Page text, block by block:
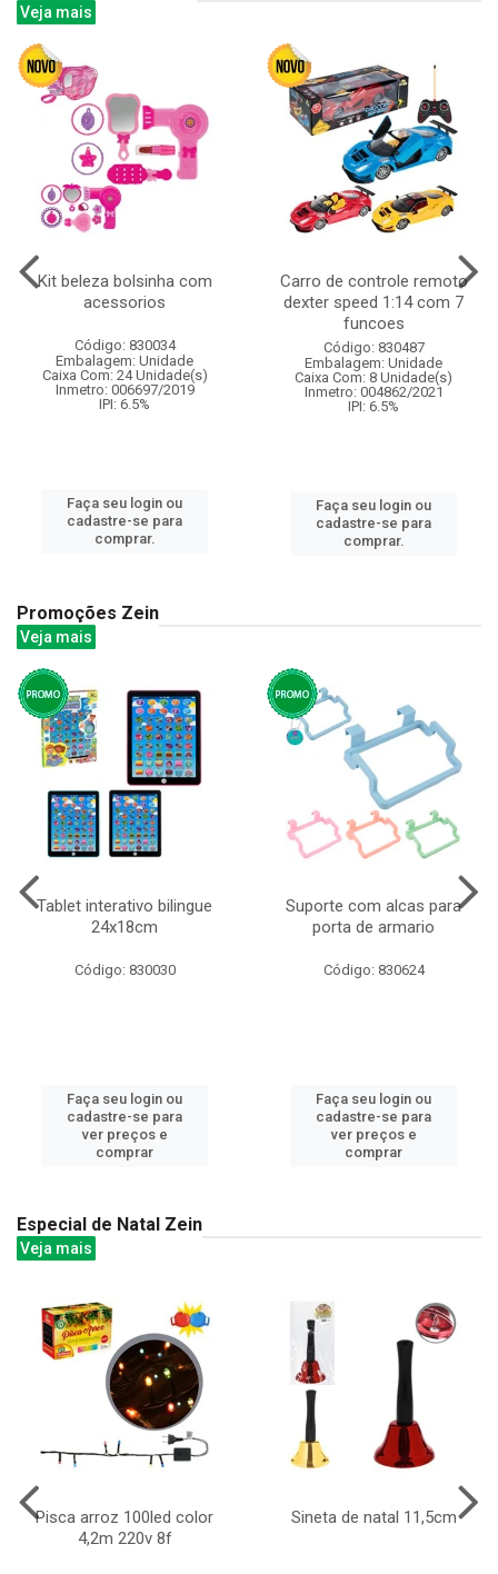
Veja mais
Kit beleza bolsinha com
acessorios
Código: 830034
Embalagem: Unidade
Caixa Com: 24 Unidade(s)
Inmetro: 006697/2019
IPI: 6.5%
Faça seu login ou
cadastre-se para
comprar.
Carro de controle remoto
dexter speed 1:14 com 7
funcoes
Código: 830487
Embalagem: Unidade
Caixa Com: 8 Unidade(s)
Inmetro: 004862/2021
IPI: 6.5%
Faça seu login ou
cadastre-se para
comprar.
Promoções Zein
Veja mais
Tablet interativo bilingue
24x18cm
Código: 830030
Faça seu login ou
cadastre-se para
ver preços e
comprar
Suporte com alcas para
porta de armario
Código: 830624
Faça seu login ou
cadastre-se para
ver preços e
comprar
Especial de Natal Zein
Veja mais
Pisca arroz 100led color
4,2m 220v 8f
Sineta de natal 11,5cm